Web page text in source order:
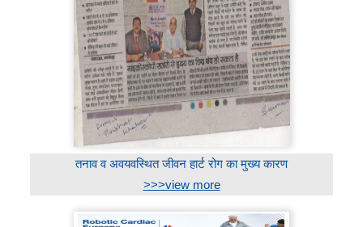
तनाव व अवयवस्थित जीवन हार्ट रोग का मुख्य कारण
>>>view more